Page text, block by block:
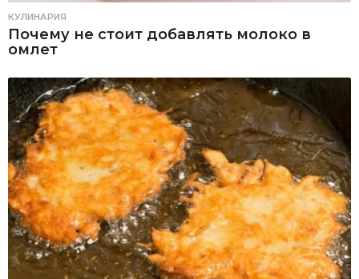
КУЛИНАРИЯ
Почему не стоит добавлять молоко в
омлет